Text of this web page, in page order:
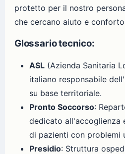
protetto per il nostro
che cercano aiuto e
Glossario tecnico:
ASL (Azienda Sanitaria
italiano responsabile
su base territoriale.
Pronto Soccorso:
dedicato all'accoglienza
di pazienti con problemi
Presidio: Struttura